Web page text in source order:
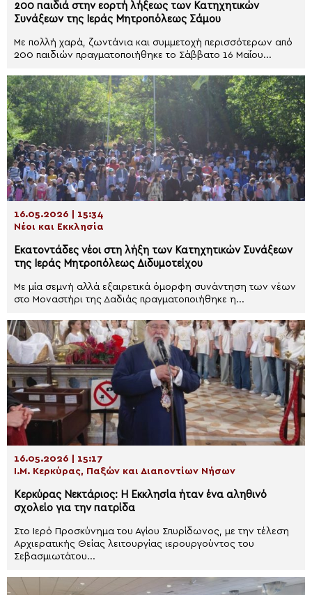
200 παιδιά στην εορτή λήξεως των Κατηχητικών
Συνάξεων της Ιεράς Μητροπόλεως Σάμου
Με πολλή χαρά, ζωντάνια και συμμετοχή περισσότερων από
200 παιδιών πραγματοποιήθηκε το Σάββατο 16 Μαΐου...
16.05.2026 | 15:34
Νέοι και Εκκλησία
Εκατοντάδες νέοι στη λήξη των Κατηχητικών Συνάξεων
της Ιεράς Μητροπόλεως Διδυμοτείχου
Με μία σεμνή αλλά εξαιρετικά όμορφη συνάντηση των νέων
στο Μοναστήρι της Δαδιάς πραγματοποιήθηκε η...
16.05.2026 | 15:17
Ι.Μ. Κερκύρας, Παξών και Διαποντίων Νήσων
Κερκύρας Νεκτάριος: Η Εκκλησία ήταν ένα αληθινό
σχολείο για την πατρίδα
Στο Ιερό Προσκύνημα του Αγίου Σπυρίδωνος, με την τέλεση
Αρχιερατικής Θείας λειτουργίας ιερουργούντος του
Σεβασμιωτάτου...